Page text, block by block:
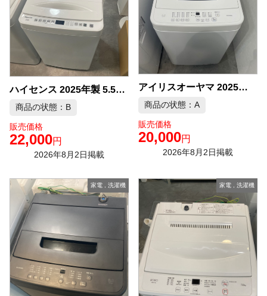
ハイセンス 2025年製 5.5kg 洗濯機 中古品販売
商品の状態：B
販売価格
22,000円
2026年8月2日掲載
アイリスオーヤマ 2025年製 4.5kg 洗濯機 中古品販売
商品の状態：A
販売価格
20,000円
2026年8月2日掲載
家電, 洗濯機 家電 , 洗濯機